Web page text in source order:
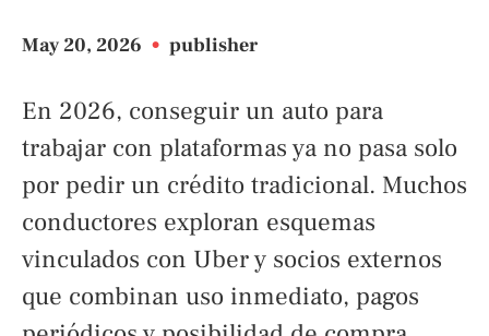
May 20, 2026 • publisher
En 2026, conseguir un auto para
trabajar con plataformas ya no pasa solo
por pedir un crédito tradicional. Muchos
conductores exploran esquemas
vinculados con Uber y socios externos
que combinan uso inmediato, pagos